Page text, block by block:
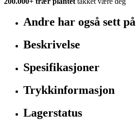
Andre har også sett på
Beskrivelse
Spesifikasjoner
Trykkinformasjon
Lagerstatus